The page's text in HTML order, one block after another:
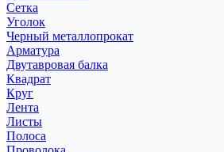
Сетка
Уголок
Черный металлопрокат
Арматура
Двутавровая балка
Квадрат
Круг
Лента
Листы
Полоса